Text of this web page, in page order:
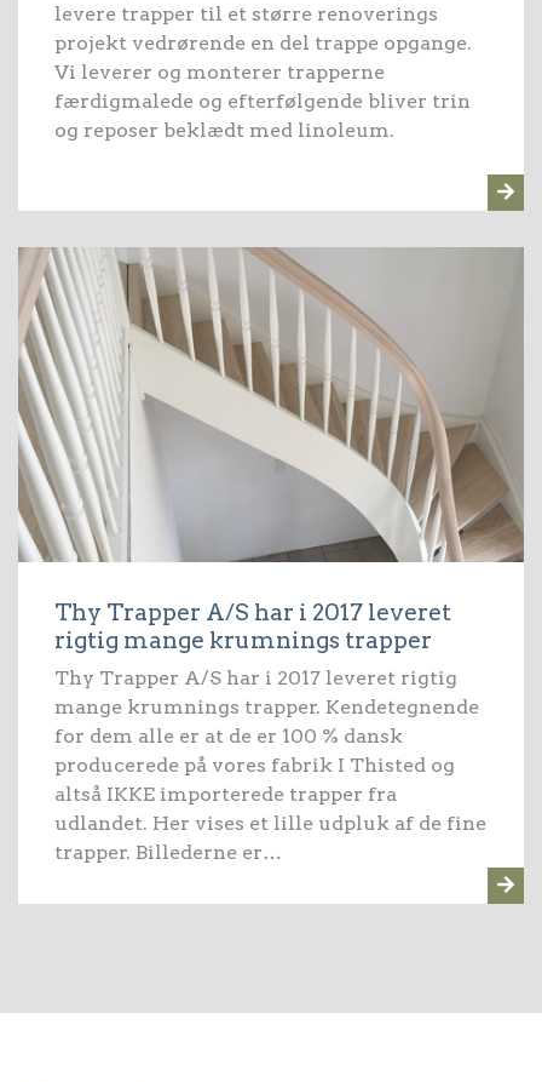
levere trapper til et større renoverings
projekt vedrørende en del trappe opgange.
Vi leverer og monterer trapperne
færdigmalede og efterfølgende bliver trin
og reposer beklædt med linoleum.
Thy Trapper A/S har i 2017 leveret
rigtig mange krumnings trapper
Thy Trapper A/S har i 2017 leveret rigtig
mange krumnings trapper. Kendetegnende
for dem alle er at de er 100 % dansk
producerede på vores fabrik I Thisted og
altså IKKE importerede trapper fra
udlandet. Her vises et lille udpluk af de fine
trapper. Billederne er…